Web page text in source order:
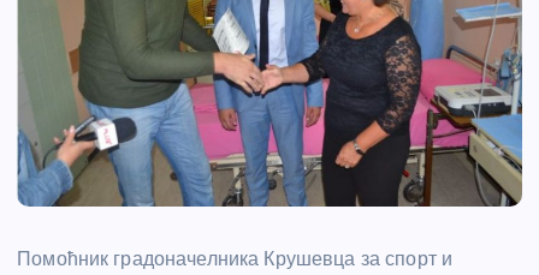
Помоћник градоначелника Крушевца за спорт и